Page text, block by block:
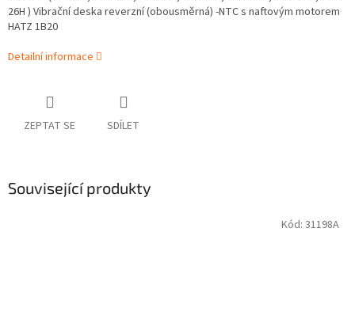
26H ) Vibrační deska reverzní (obousměrná) -NTC s naftovým motorem
HATZ 1B20
Detailní informace
ZEPTAT SE SDÍLET
Související produkty
Kód: 31198A